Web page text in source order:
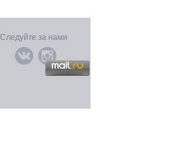
Следуйте за нами